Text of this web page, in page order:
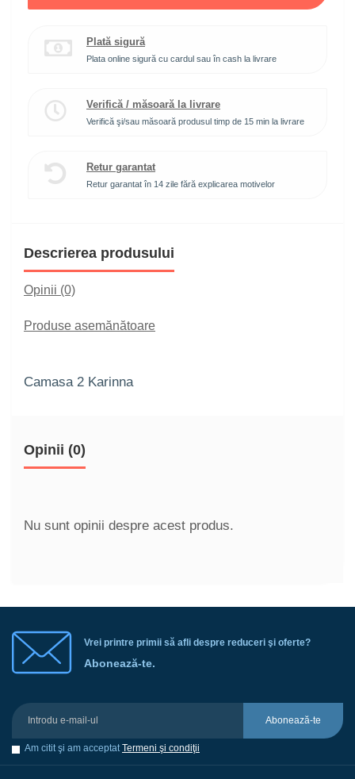
Plată sigură
Plata online sigură cu cardul sau în cash la livrare
Verifică / măsoară la livrare
Verifică şi/sau măsoară produsul timp de 15 min la livrare
Retur garantat
Retur garantat în 14 zile fără explicarea motivelor
Descrierea produsului
Opinii (0)
Produse asemănătoare
Camasa 2 Karinna
Opinii (0)
Nu sunt opinii despre acest produs.
Vrei printre primii să afli despre reduceri şi oferte?
Abonează-te.
Abonează-te
Am citit şi am acceptatTermeni şi condiţii